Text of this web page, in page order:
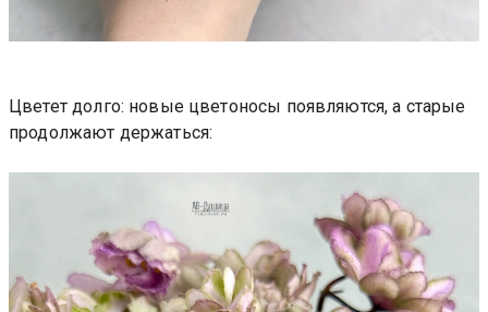
Цветет долго: новые цветоносы появляются, а старые
продолжают держаться: